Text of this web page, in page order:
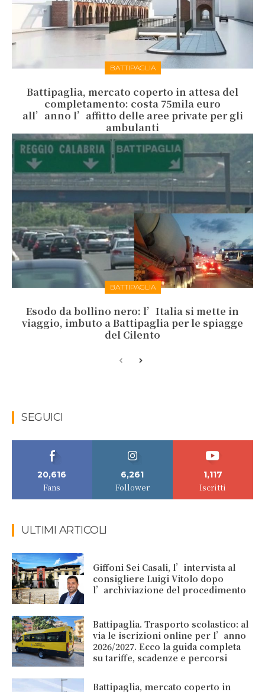
BATTIPAGLIA
Battipaglia, mercato coperto in attesa del
completamento: costa 75mila euro
all’anno l’affitto delle aree private per gli
ambulanti
BATTIPAGLIA
Esodo da bollino nero: l’Italia si mette in
viaggio, imbuto a Battipaglia per le spiagge
del Cilento
SEGUICI
20,616
Fans
6,261
Follower
1,117
Iscritti
ULTIMI ARTICOLI
Giffoni Sei Casali, l’intervista al
consigliere Luigi Vitolo dopo
l’archiviazione del procedimento
Battipaglia. Trasporto scolastico: al
via le iscrizioni online per l’anno
2026/2027. Ecco la guida completa
su tariffe, scadenze e percorsi
Battipaglia, mercato coperto in